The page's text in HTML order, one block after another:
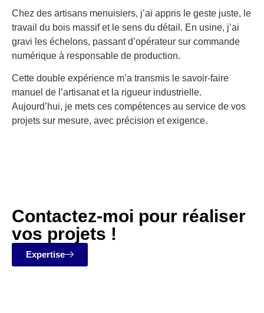
Chez des artisans menuisiers, j’ai appris le geste juste, le
travail du bois massif et le sens du détail. En usine, j’ai
gravi les échelons, passant d’opérateur sur commande
numérique à responsable de production.
Cette double expérience m’a transmis le savoir-faire
manuel de l’artisanat et la rigueur industrielle.
Aujourd’hui, je mets ces compétences au service de vos
projets sur mesure, avec précision et exigence.
Contactez-moi pour réaliser
vos projets !
Expertise